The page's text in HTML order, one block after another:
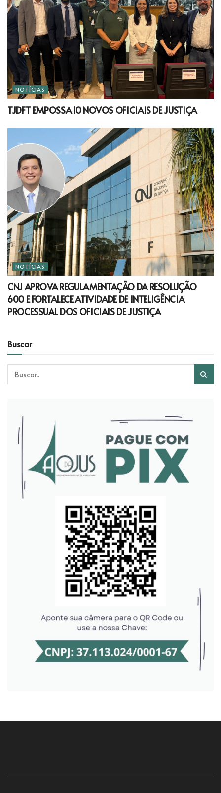
NOTÍCIAS
TJDFT EMPOSSA 10 NOVOS OFICIAIS DE JUSTIÇA
NOTÍCIAS
CNJ APROVA REGULAMENTAÇÃO DA RESOLUÇÃO
600 E FORTALECE ATIVIDADE DE INTELIGÊNCIA
PROCESSUAL DOS OFICIAIS DE JUSTIÇA
Buscar